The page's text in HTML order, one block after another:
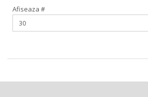
Afiseaza #